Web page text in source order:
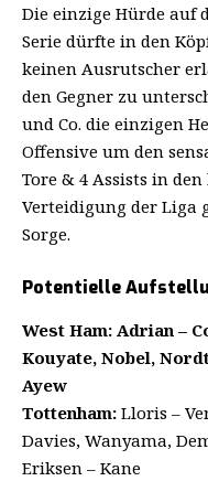
Die einzige Hürde auf
Serie dürfte in den
keinen Ausrutscher
den Gegner zu
und Co. die einzigen
Offensive um den
Tore & 4 Assists in
Verteidigung der Liga
Sorge.
Potentielle
West Ham: Adrian –
Kouyate, Nobel,
Ayew
Tottenham: Lloris –
Davies, Wanyama,
Eriksen – Kane